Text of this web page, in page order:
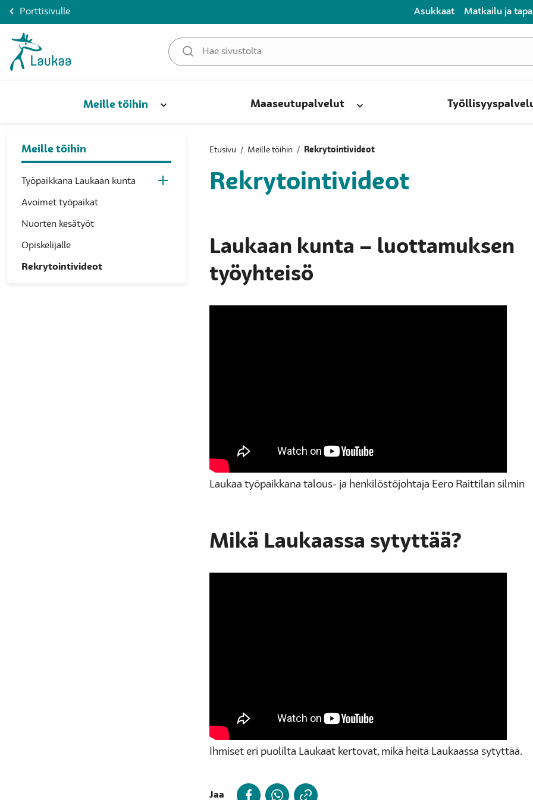
Porttisivulle Asukkaat Matkailu ja
Meille töihin Maaseutupalvelut
Meille töihin
Työpaikkana Laukaan kunta
Avoimet työpaikat
Nuorten kesätyöt
Opiskelijalle
Rekrytointivideot
Etusivu / Meille töihin / Rekrytointivideot
Rekrytointivideot
Laukaan kunta – luottamuksen
työyhteisö
Laukaa työpaikkana talous- ja henkilöstöjohtaja Eero Raittilan silmin
Mikä Laukaassa sytyttää?
Ihmiset eri puolilta Laukaat kertovat, mikä heitä Laukaassa sytyttää.
Jaa